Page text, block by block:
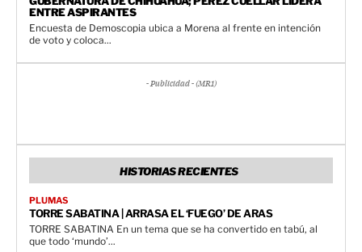
ENTRE ASPIRANTES
Encuesta de Demoscopia ubica a Morena al frente en intención
de voto y coloca...
- Publicidad - (MR1)
HISTORIAS RECIENTES
PLUMAS
TORRE SABATINA | ARRASA EL ‘FUEGO’ DE ARAS
TORRE SABATINA En un tema que se ha convertido en tabú, al
que todo ‘mundo’...